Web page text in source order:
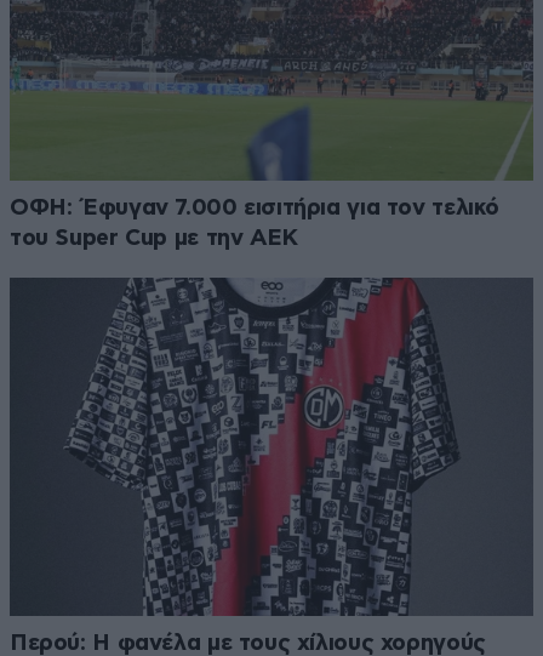
ΟΦΗ: Έφυγαν 7.000 εισιτήρια για τον τελικό
του Super Cup με την ΑΕΚ
Περού: Η φανέλα με τους χίλιους χορηγούς